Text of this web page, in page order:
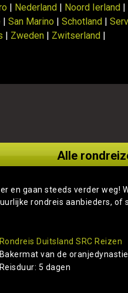
Nederland Noord Ierland
|San Marino |Schotland |
Zweden Zwitserland
Alle
en gaan steeds verder weg!
rondreis aanbieders, of
Rondreis Duitsland SRC Reizen
Bakermat van de oranjedynastie
Reisduur: 5 dagen